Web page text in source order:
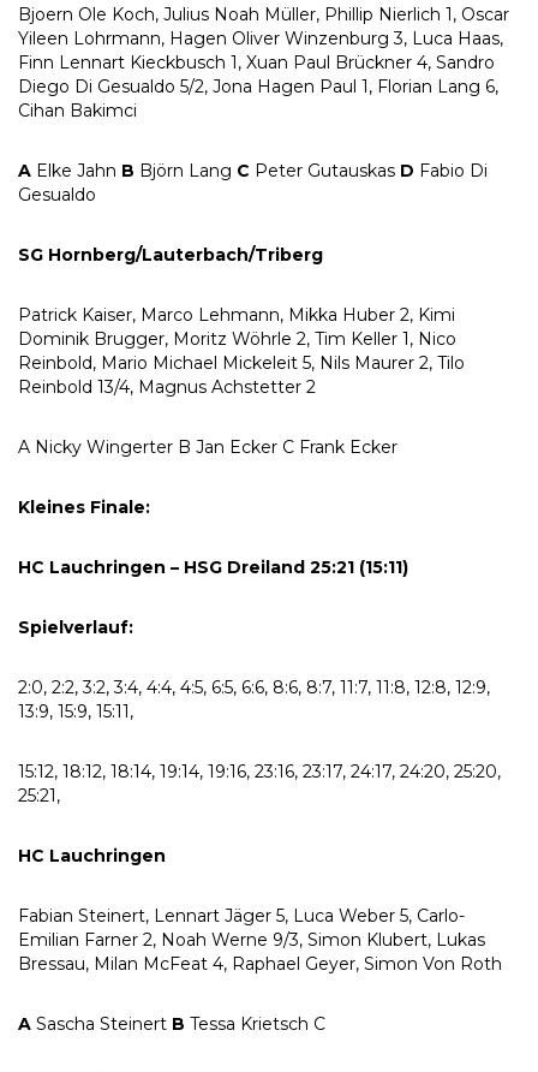
Bjoern Ole Koch, Julius Noah Müller, Phillip Nierlich 1, Oscar
Yileen Lohrmann, Hagen Oliver Winzenburg 3, Luca Haas,
Finn Lennart Kieckbusch 1, Xuan Paul Brückner 4, Sandro
Diego Di Gesualdo 5/2, Jona Hagen Paul 1, Florian Lang 6,
Cihan Bakimci
A Elke Jahn B Björn Lang C Peter Gutauskas D Fabio Di
Gesualdo
SG Hornberg/Lauterbach/Triberg
Patrick Kaiser, Marco Lehmann, Mikka Huber 2, Kimi
Dominik Brugger, Moritz Wöhrle 2, Tim Keller 1, Nico
Reinbold, Mario Michael Mickeleit 5, Nils Maurer 2, Tilo
Reinbold 13/4, Magnus Achstetter 2
A Nicky Wingerter B Jan Ecker C Frank Ecker
Kleines Finale:
HC Lauchringen – HSG Dreiland 25:21 (15:11)
Spielverlauf:
2:0, 2:2, 3:2, 3:4, 4:4, 4:5, 6:5, 6:6, 8:6, 8:7, 11:7, 11:8, 12:8, 12:9,
13:9, 15:9, 15:11,
15:12, 18:12, 18:14, 19:14, 19:16, 23:16, 23:17, 24:17, 24:20, 25:20,
25:21,
HC Lauchringen
Fabian Steinert, Lennart Jäger 5, Luca Weber 5, Carlo-
Emilian Farner 2, Noah Werne 9/3, Simon Klubert, Lukas
Bressau, Milan McFeat 4, Raphael Geyer, Simon Von Roth
A Sascha Steinert B Tessa Krietsch C